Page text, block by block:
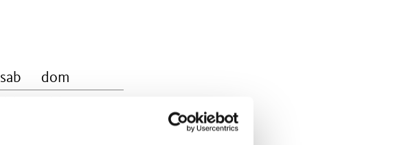
sab dom